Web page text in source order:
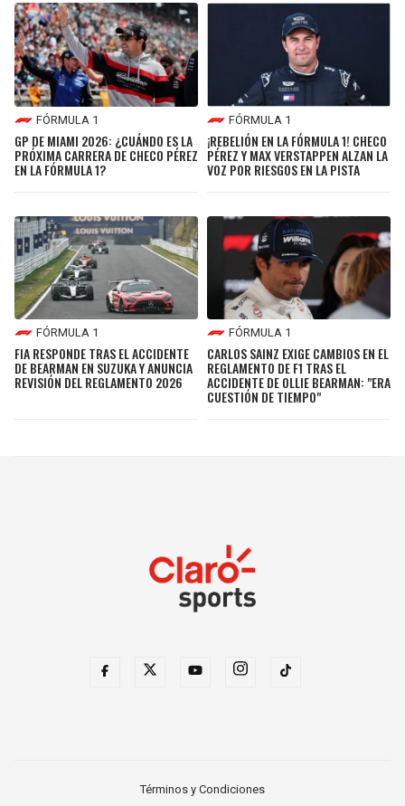
FÓRMULA 1
GP DE MIAMI 2026: ¿CUÁNDO ES LA
PRÓXIMA CARRERA DE CHECO PÉREZ
EN LA FÓRMULA 1?
FÓRMULA 1
¡REBELIÓN EN LA FÓRMULA 1! CHECO
PÉREZ Y MAX VERSTAPPEN ALZAN LA
VOZ POR RIESGOS EN LA PISTA
FÓRMULA 1
FIA RESPONDE TRAS EL ACCIDENTE
DE BEARMAN EN SUZUKA Y ANUNCIA
REVISIÓN DEL REGLAMENTO 2026
FÓRMULA 1
CARLOS SAINZ EXIGE CAMBIOS EN EL
REGLAMENTO DE F1 TRAS EL
ACCIDENTE DE OLLIE BEARMAN: "ERA
CUESTIÓN DE TIEMPO"
Términos y Condiciones